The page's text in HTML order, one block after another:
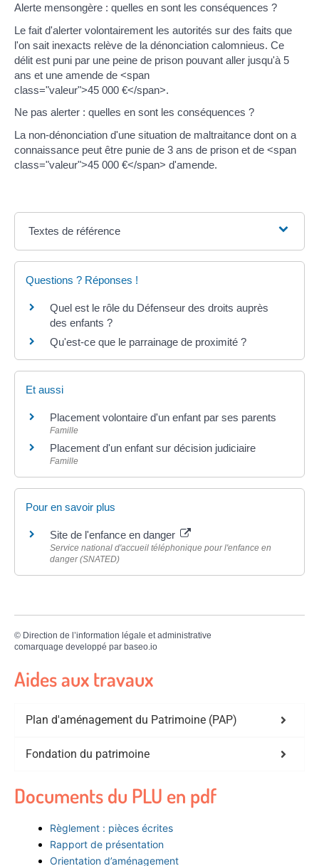
Alerte mensongère : quelles en sont les conséquences ?
Le fait d'alerter volontairement les autorités sur des faits que
l'on sait inexacts relève de la dénonciation calomnieus. Ce
délit est puni par une peine de prison pouvant aller jusqu'à 5
ans et une amende de <span
class="valeur">45 000 €</span>.
Ne pas alerter : quelles en sont les conséquences ?
La non-dénonciation d'une situation de maltraitance dont on a
connaissance peut être punie de 3 ans de prison et de <span
class="valeur">45 000 €</span> d'amende.
Textes de référence
Questions ? Réponses !
Quel est le rôle du Défenseur des droits auprès
des enfants ?
Qu'est-ce que le parrainage de proximité ?
Et aussi
Placement volontaire d'un enfant par ses parents
Famille
Placement d'un enfant sur décision judiciaire
Famille
Pour en savoir plus
Site de l'enfance en danger
Service national d'accueil téléphonique pour l'enfance en
danger (SNATED)
© Direction de l’information légale et administrative
comarquage developpé par baseo.io
Aides aux travaux
Plan d'aménagement du Patrimoine (PAP)
Fondation du patrimoine
Documents du PLU en pdf
Règlement : pièces écrites
Rapport de présentation
Orientation d’aménagement